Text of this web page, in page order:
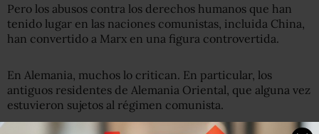
Pero los abusos contra los derechos humanos que han
tenido lugar en las naciones comunistas, incluida China,
han convertido a Marx en una figura controvertida.
En Alemania, muchos lo critican. En particular, los
antiguos residentes de Alemania Oriental, que alguna vez
estuvieron sujetos al régimen comunista.